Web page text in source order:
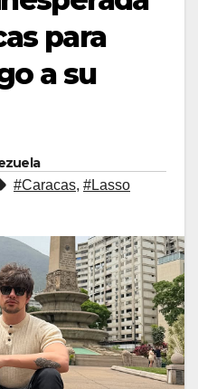
para
a su
#Caracas, #Lasso